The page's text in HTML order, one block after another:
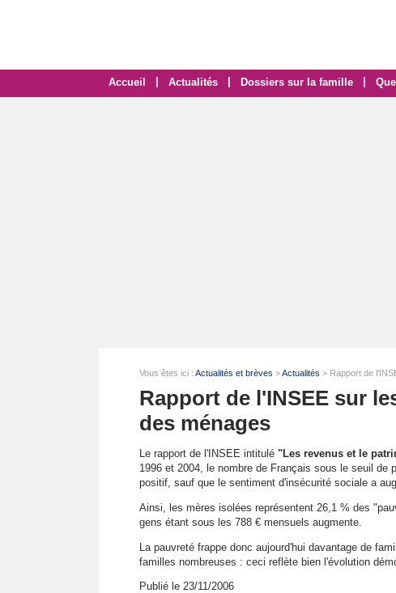
Accueil Actualités Dossiers sur la famille
Vous êtes ici : Actualités et brèves >Actualités > Rapport de
Rapport de l'INSEE sur
des ménages
Le rapport de l'INSEE intitulé "Les revenus et le
1996 et 2004, le nombre de Français sous le seuil
positif, sauf que le sentiment d'insécurité sociale a
Ainsi, les mères isolées représentent 26,1 % des
gens étant sous les 788 € mensuels augmente.
La pauvreté frappe donc aujourd'hui davantage de
familles nombreuses : ceci reflète bien l'évolution
Publié le 23/11/2006